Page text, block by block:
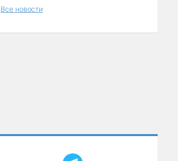
Все новости